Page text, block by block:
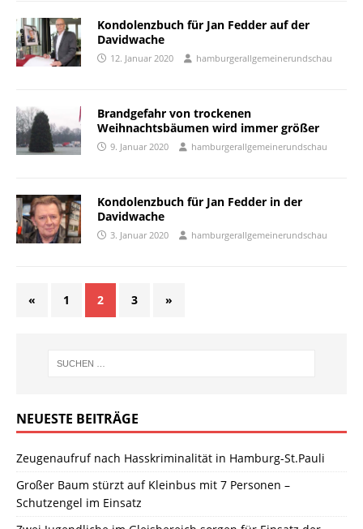
Kondolenzbuch für Jan Fedder auf der
Davidwache
12. Januar 2020 hamburgerallgemeinerundschau
Brandgefahr von trockenen
Weihnachtsbäumen wird immer größer
9. Januar 2020 hamburgerallgemeinerundschau
Kondolenzbuch für Jan Fedder in der
Davidwache
3. Januar 2020 hamburgerallgemeinerundschau
« 1 2 3 »
NEUESTE BEITRÄGE
Zeugenaufruf nach Hasskriminalität in Hamburg-St.Pauli
Großer Baum stürzt auf Kleinbus mit 7 Personen –
Schutzengel im Einsatz